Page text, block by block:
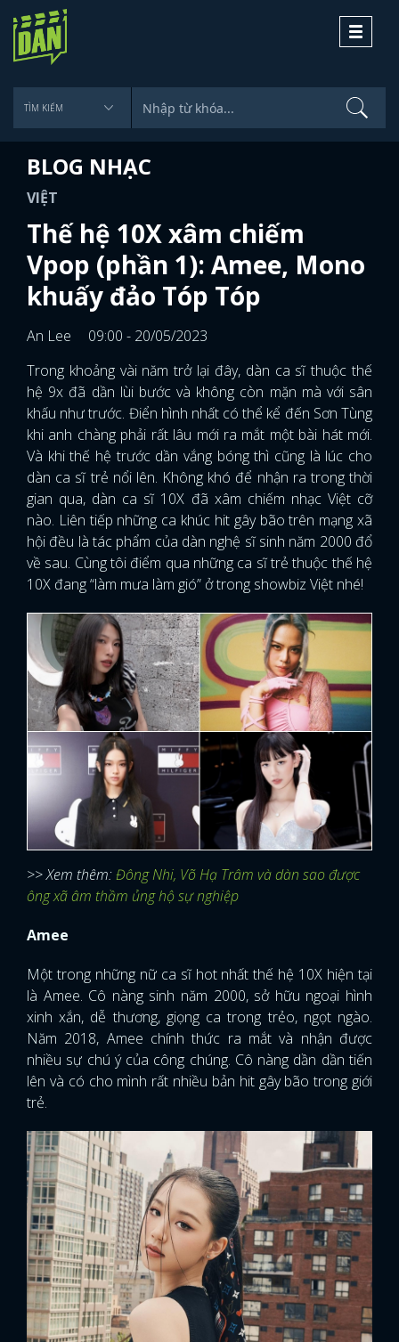
Toggle
BLOG NHẠC
VIỆT
Thế hệ 10X xâm chiếm
Vpop (phần 1): Amee, Mono
khuấy đảo Tóp Tóp
An Lee
09:00 - 20/05/2023
Trong khoảng vài năm trở lại đây, dàn ca sĩ thuộc thế
hệ 9x đã dần lùi bước và không còn mặn mà với sân
khấu như trước. Điển hình nhất có thể kể đến Sơn Tùng
khi anh chàng phải rất lâu mới ra mắt một bài hát mới.
Và khi thế hệ trước dần vắng bóng thì cũng là lúc cho
dàn ca sĩ trẻ nổi lên. Không khó để nhận ra trong thời
gian qua, dàn ca sĩ 10X đã xâm chiếm nhạc Việt cỡ
nào. Liên tiếp những ca khúc hit gây bão trên mạng xã
hội đều là tác phẩm của dàn nghệ sĩ sinh năm 2000 đổ
về sau. Cùng tôi điểm qua những ca sĩ trẻ thuộc thế hệ
10X đang “làm mưa làm gió” ở trong showbiz Việt nhé!
>> Xem thêm:Đông Nhi, Võ Hạ Trâm và dàn sao được
ông xã âm thầm ủng hộ sự nghiệp
Amee
Một trong những nữ ca sĩ hot nhất thế hệ 10X hiện tại
là Amee. Cô nàng sinh năm 2000, sở hữu ngoại hình
xinh xắn, dễ thương, giọng ca trong trẻo, ngọt ngào.
Năm 2018, Amee chính thức ra mắt và nhận được
nhiều sự chú ý của công chúng. Cô nàng dần dần tiến
lên và có cho mình rất nhiều bản hit gây bão trong giới
trẻ.